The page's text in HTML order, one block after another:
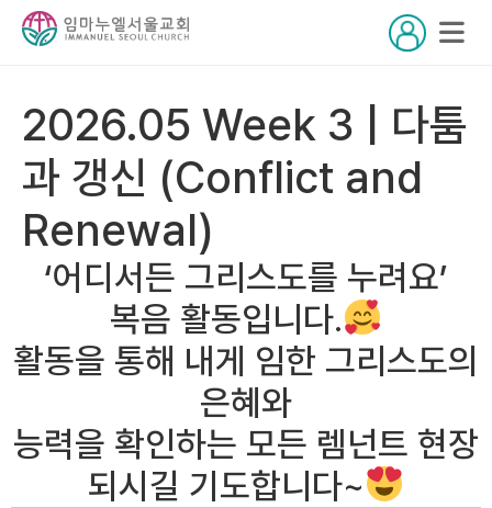
2026.05 Week 3 | 다툼
과 갱신 (Conflict and
Renewal)
‘어디서든 그리스도를 누려요’
복음 활동입니다.
활동을 통해 내게 임한 그리스도의
은혜와
능력을 확인하는 모든 렘넌트 현장
되시길 기도합니다~